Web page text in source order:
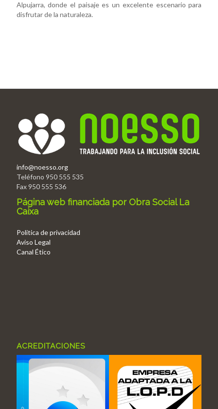
Alpujarra, donde el paisaje es un excelente escenario para
disfrutar de la naturaleza.
info@noesso.org
Teléfono 950 555 535
Fax 950 555 536
Página web financiada por Obra Social La
Caixa
Politica de privacidad
Aviso Legal
Canal Ético
ACREDITACIONES